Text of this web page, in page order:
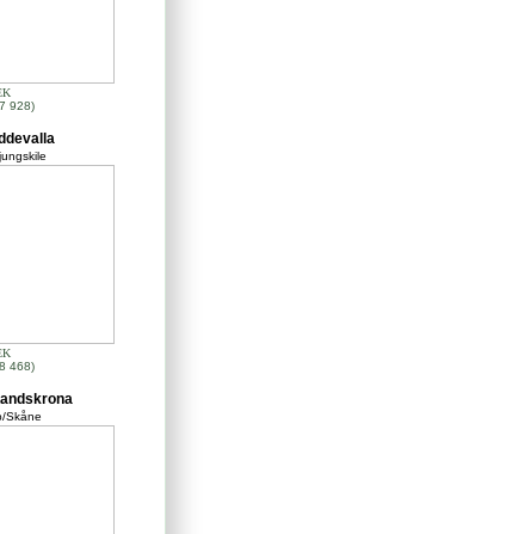
928)
468)
Skåne